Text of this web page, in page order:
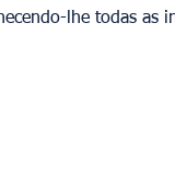
lhe todas as